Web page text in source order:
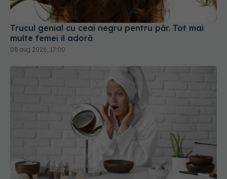
Trucul genial cu ceai negru pentru păr. Tot mai
multe femei îl adoră
08 aug 2026, 17:00